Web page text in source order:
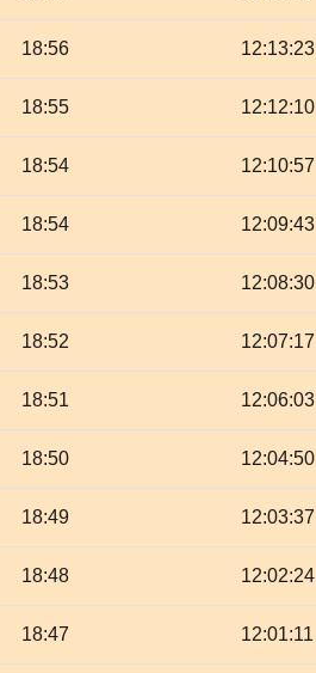
18:56 12:13:23
18:55 12:12:10
18:54 12:10:57
18:54 12:09:43
18:53 12:08:30
18:52 12:07:17
18:51 12:06:03
18:50 12:04:50
18:49 12:03:37
18:48 12:02:24
18:47 12:01:11